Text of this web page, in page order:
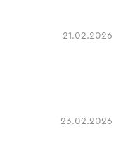
21.02.2026
23.02.2026